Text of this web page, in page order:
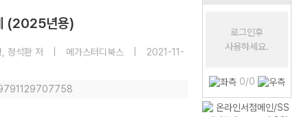
(2025년용)
정석환 저 메가스터디북스 2021-11-
로그인후
사용하세요.
0/0